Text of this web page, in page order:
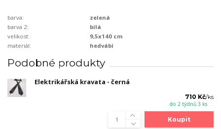
barva:
zelená
barva 2:
bílá
velikost:
9,5x140 cm
materiál:
hedvábí
Podobné produkty
Elektrikářská kravata - černá
710 Kč/ks
do 2 týdnů 3 ks
Koupit